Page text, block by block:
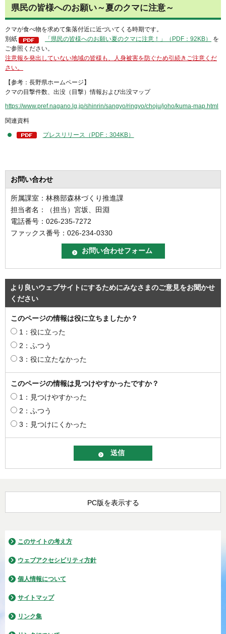
県民の皆様へのお願い～夏のクマに注意～
クマが食べ物を求めて集落付近に近づいてくる時期です。
別紙
「県民の皆様へのお願い夏のクマに注意！」（PDF：92KB）
を
ご参照ください。
注意報を発出していない地域の皆様も、人身被害を防ぐため引続きご注意くだ
さい。
【参考：長野県ホームページ】
クマの目撃件数、出没（目撃）情報および出没マップ
https://www.pref.nagano.lg.jp/shinrin/sangyo/ringyo/choju/joho/kuma-map.html
関連資料
プレスリリース（PDF：304KB）
お問い合わせ
所属課室：林務部森林づくり推進課
担当者名：（担当）宮坂、田淵
電話番号：026-235-7272
ファックス番号：026-234-0330
より良いウェブサイトにするためにみなさまのご意見をお聞かせ
ください
このページの情報は役に立ちましたか？
1：役に立った
2：ふつう
3：役に立たなかった
このページの情報は見つけやすかったですか？
1：見つけやすかった
2：ふつう
3：見つけにくかった
PC版を表示する
このサイトの考え方
ウェブアクセシビリティ方針
個人情報について
サイトマップ
リンク集